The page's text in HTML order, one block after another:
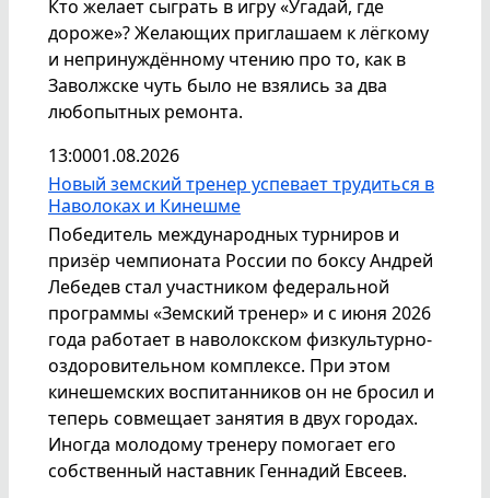
Кто желает сыграть в игру «Угадай, где
дороже»? Желающих приглашаем к лёгкому
и непринуждённому чтению про то, как в
Заволжске чуть было не взялись за два
любопытных ремонта.
13:0001.08.2026
Новый земский тренер успевает трудиться в
Наволоках и Кинешме
Победитель международных турниров и
призёр чемпионата России по боксу Андрей
Лебедев стал участником федеральной
программы «Земский тренер» и с июня 2026
года работает в наволокском физкультурно-
оздоровительном комплексе. При этом
кинешемских воспитанников он не бросил и
теперь совмещает занятия в двух городах.
Иногда молодому тренеру помогает его
собственный наставник Геннадий Евсеев.